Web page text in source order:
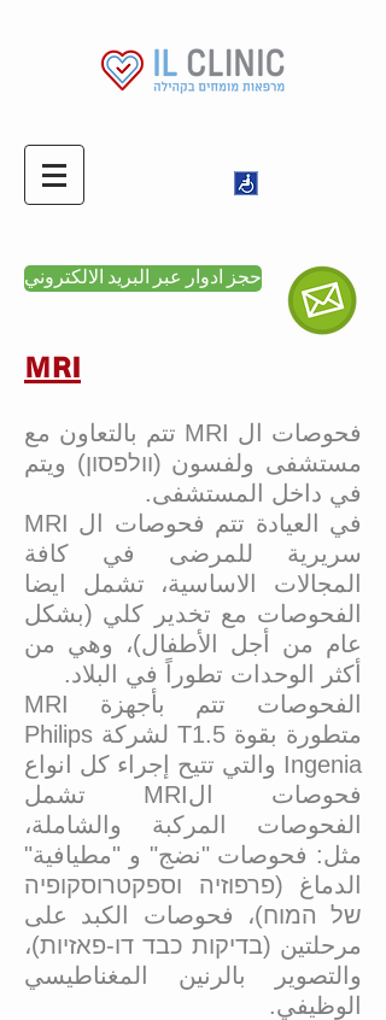
حجز ادوار عبر البريد الالكتروني
MRI
فحوصات ال MRI تتم بالتعاون مع
مستشفى ولفسون (וולפסון) ويتم
في داخل المستشفى.
في العيادة تتم فحوصات ال MRI
سريرية للمرضى في كافة
المجالات الاساسية، تشمل ايضا
الفحوصات مع تخدير كلي (بشكل
عام من أجل الأطفال)، وهي من
أكثر الوحدات تطوراً في البلاد.
الفحوصات تتم بأجهزة MRI
متطورة بقوة T1.5 لشركة Philips
Ingenia والتي تتيح إجراء كل انواع
فحوصات الMRI تشمل
الفحوصات المركبة والشاملة،
مثل: فحوصات "نضج" و "مطيافية"
الدماغ (פרפוזיה וספקטרוסקופיה
של המוח)، فحوصات الكبد على
مرحلتين (בדיקות כבד דו-פאזיות)،
والتصوير بالرنين المغناطيسي
الوظيفي.